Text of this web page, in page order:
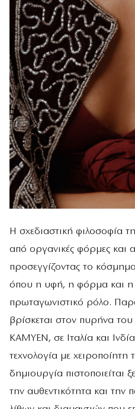
Η σχεδιαστική φιλοσοφία
από οργανικές φόρμες και
προσεγγίζοντας το
όπου η υφή, η φόρμα και η
πρωταγωνιστικό ρόλο.
βρίσκεται στον πυρήνα
KAMYEN, σε Ιταλία και
τεχνολογία με χειροποίητη
δημιουργία πιστοποιείται
την αυθεντικότητα και την